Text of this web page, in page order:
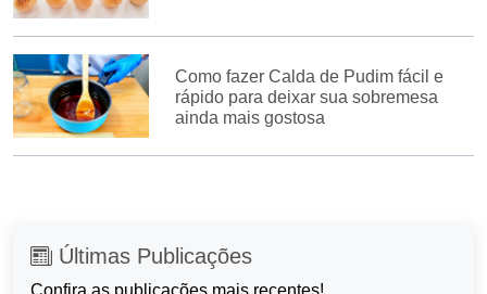
Como fazer Calda de Pudim fácil e
rápido para deixar sua sobremesa
ainda mais gostosa
Últimas Publicações